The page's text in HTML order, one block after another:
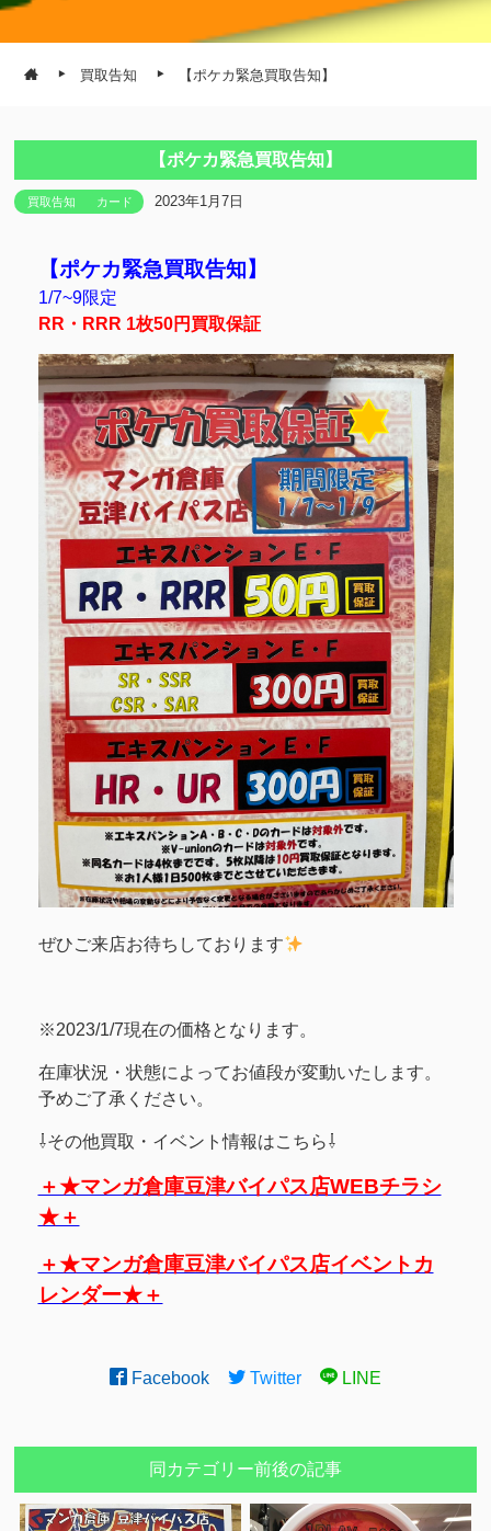
買取告知 【ポケカ緊急買取告知】
【ポケカ緊急買取告知】
買取告知 カード 2023年1月7日
【ポケカ緊急買取告知】
1/7~9限定
RR・RRR 1枚50円買取保証
ぜひご来店お待ちしております
※2023/1/7現在の価格となります。
在庫状況・状態によってお値段が変動いたします。
予めご了承ください。
⇩その他買取・イベント情報はこちら⇩
＋★マンガ倉庫豆津バイパス店WEBチラシ
★＋
＋★マンガ倉庫豆津バイパス店イベントカ
レンダー★＋
Facebook Twitter LINE
同カテゴリー前後の記事